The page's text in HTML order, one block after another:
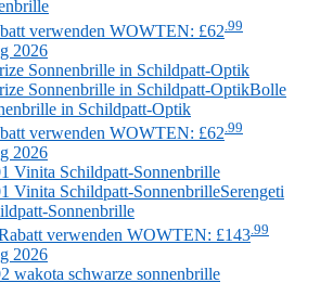
verwenden WOWTEN: £62 .99
2026
Bolle
in Schildpatt-Optik
verwenden WOWTEN: £62 .99
2026
Serengeti
Sonnenbrille
verwenden WOWTEN: £143 .99
2026